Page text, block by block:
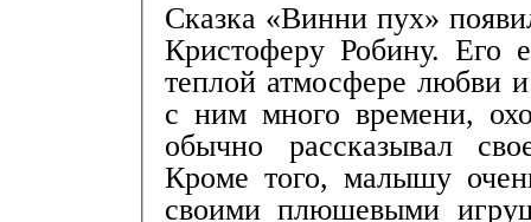
Сказка «Винни пух»
Кристоферу Робину. Его
теплой атмосфере любви
с ним много времени,
обычно рассказывал
Кроме того, малышу
своими плюшевыми